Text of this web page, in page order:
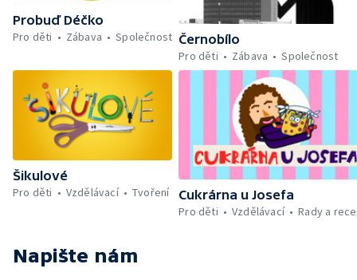
Probuď Déčko
Pro děti
Zábava Společnost Černobílo
Pro děti
Zábava Společnost
Šikulové
Pro děti
Vzdělávací Tvoření
Cukrárna u Josefa
Pro děti
Vzdělávací Rady a
Napište nám